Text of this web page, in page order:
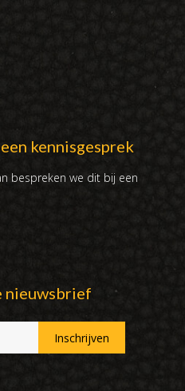
kennisgesprek
bespreken we dit bij een
nieuwsbrief